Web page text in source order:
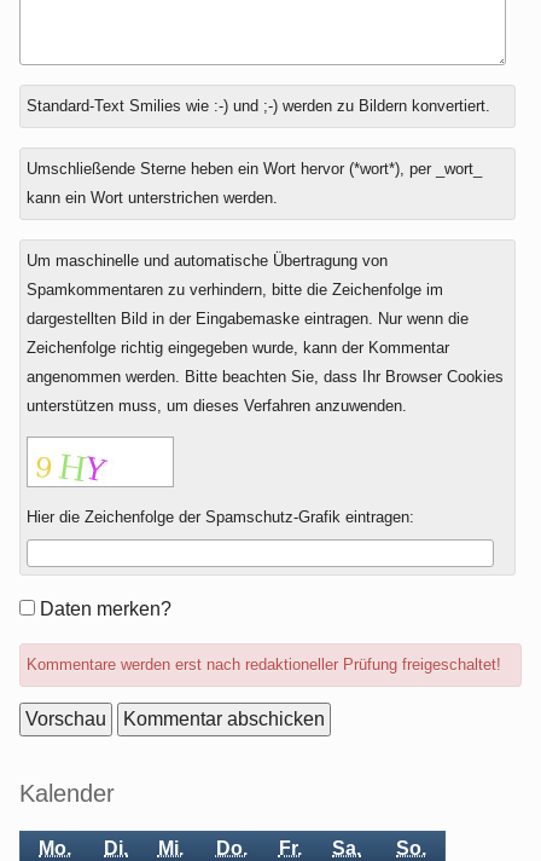
Antwort
zu
Standard-Text Smilies wie :-) und ;-) werden zu Bildern konvertiert.
Umschließende Sterne heben ein Wort hervor (*wort*), per _wort_
kann ein Wort unterstrichen werden.
Um maschinelle und automatische Übertragung von
Spamkommentaren zu verhindern, bitte die Zeichenfolge im
dargestellten Bild in der Eingabemaske eintragen. Nur wenn die
Zeichenfolge richtig eingegeben wurde, kann der Kommentar
angenommen werden. Bitte beachten Sie, dass Ihr Browser Cookies
unterstützen muss, um dieses Verfahren anzuwenden.
Hier die Zeichenfolge der Spamschutz-Grafik eintragen:
Formular-
Daten merken?
Kommentare werden erst nach redaktioneller Prüfung freigeschaltet!
Seitenleiste
Kalender
Mo. Di. Mi. Do. Fr. Sa. So.